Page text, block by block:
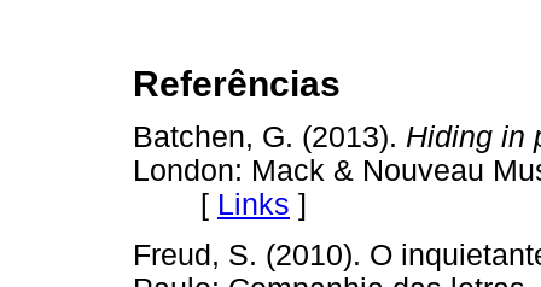
Referências
Batchen, G. (2013). Hiding in
London: Mack & Nouveau
[ Links ]
Freud, S. (2010). O